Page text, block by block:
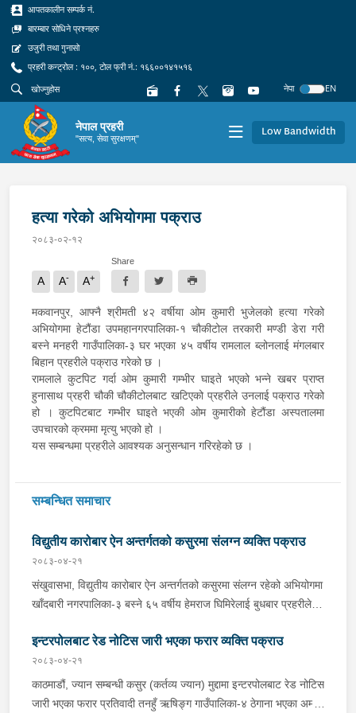
आपतकालीन सम्पर्क नं.
बारम्बार सोधिने प्रश्नहरु
उजुरी तथा गुनासो
प्रहरी कन्ट्रोल : १००, टोल फ्री नं.: १६६००१४१५१६
नेपा
EN
नेपाल प्रहरी
"सत्य, सेवा सुरक्षणम्" Low Bandwidth
हत्या गरेको अभियोगमा पक्राउ
२०८३-०२-१२
A A- A+
Share
मकवानपुर, आफ्नै श्रीमती ४२ वर्षीया ओम कुमारी भुजेलको हत्या गरेको
अभियोगमा हेटौंडा उपमहानगरपालिका-१ चौकीटोल तरकारी मण्डी डेरा गरी
बस्ने मनहरी गाउँपालिका-३ घर भएका ४५ वर्षीय रामलाल ब्लोनलाई मंगलबार
बिहान प्रहरीले पक्राउ गरेको छ ।
रामलाले कुटपिट गर्दा ओम कुमारी गम्भीर घाइते भएको भन्ने खबर प्राप्त
हुनासाथ प्रहरी चौकी चौकीटोलबाट खटिएको प्रहरीले उनलाई पक्राउ गरेको
हो । कुटपिटबाट गम्भीर घाइते भएकी ओम कुमारीको हेटौंडा अस्पतालमा
उपचारको क्रममा मृत्यु भएको हो ।
यस सम्बन्धमा प्रहरीले आवश्यक अनुसन्धान गरिरहेको छ ।
सम्बन्धित समाचार
विद्युतीय कारोबार ऐन अन्तर्गतको कसुरमा संलग्न व्यक्ति पक्राउ
२०८३-०४-२१
संखुवासभा, विद्युतीय कारोबार ऐन अन्तर्गतको कसुरमा संलग्न रहेको अभियोगमा
खाँदबारी नगरपालिका-३ बस्ने ६५ वर्षीय हेमराज घिमिरेलाई बुधबार प्रहरीले
संखुवासभाबाट खटिएको प्रहरीले खाँदबारी नगरपालिका-१ बाट पक्राउ गरेको
हो । उनी उपर जिल्ला अदालत संखुवासभाबाट म्याद थप अनुमति लिई यस
सम्बन्धमा प्रहरीले आवश्यक अनुसन्धान गरिरहेको छ ।
इन्टरपोलबाट रेड नोटिस जारी भएका फरार व्यक्ति पक्राउ
२०८३-०४-२१
काठमाडौं, ज्यान सम्बन्धी कसुर (कर्तव्य ज्यान) मुद्दामा इन्टरपोलबाट रेड नोटिस
जारी भएका फरार प्रतिवादी तनहुँ ऋषिङ्ग गाउँपालिका-४ ठेगाना भएका अम्मर